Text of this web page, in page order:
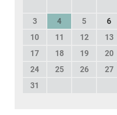
3
4 5 6
10
11 12 13
17
18 19 20
24
25 26 27
31